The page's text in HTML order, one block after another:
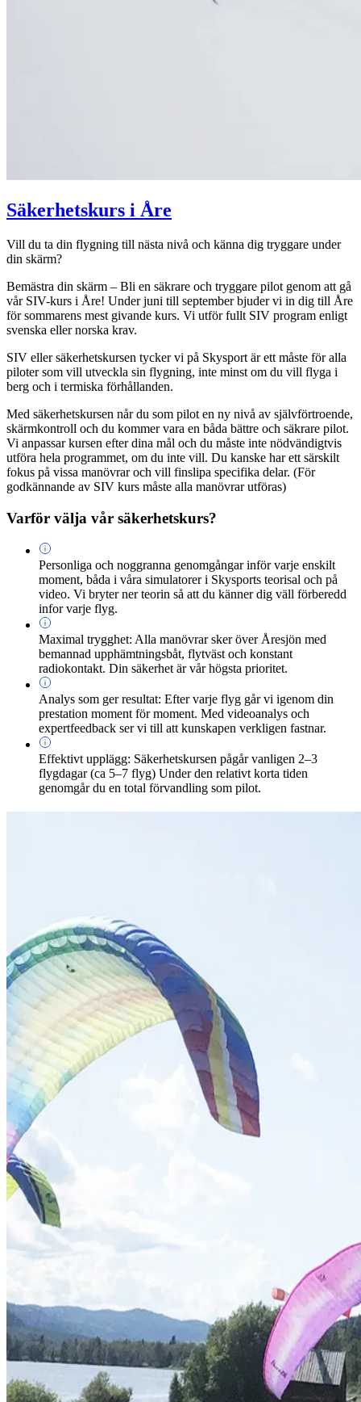
Säkerhetskurs i Åre
Vill du ta din flygning till nästa nivå och känna dig tryggare under
din skärm?
Bemästra din skärm – Bli en säkrare och tryggare pilot genom att gå
vår SIV-kurs i Åre! Under juni till september bjuder vi in dig till Åre
för sommarens mest givande kurs. Vi utför fullt SIV program enligt
svenska eller norska krav.
SIV eller säkerhetskursen tycker vi på Skysport är ett måste för alla
piloter som vill utveckla sin flygning, inte minst om du vill flyga i
berg och i termiska förhållanden.
Med säkerhetskursen når du som pilot en ny nivå av självförtroende,
skärmkontroll och du kommer vara en båda bättre och säkrare pilot.
Vi anpassar kursen efter dina mål och du måste inte nödvändigtvis
utföra hela programmet, om du inte vill. Du kanske har ett särskilt
fokus på vissa manövrar och vill finslipa specifika delar. (För
godkännande av SIV kurs måste alla manövrar utföras)
Varför välja vår säkerhetskurs?
Personliga och noggranna genomgångar inför varje enskilt
moment, båda i våra simulatorer i Skysports teorisal och på
video. Vi bryter ner teorin så att du känner dig väll förberedd
infor varje flyg.
Maximal trygghet: Alla manövrar sker över Åresjön med
bemannad upphämtningsbåt, flytväst och konstant
radiokontakt. Din säkerhet är vår högsta prioritet.
Analys som ger resultat: Efter varje flyg går vi igenom din
prestation moment för moment. Med videoanalys och
expertfeedback ser vi till att kunskapen verkligen fastnar.
Effektivt upplägg: Säkerhetskursen pågår vanligen 2–3
flygdagar (ca 5–7 flyg) Under den relativt korta tiden
genomgår du en total förvandling som pilot.